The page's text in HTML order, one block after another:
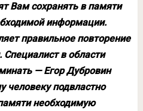
Вам сохранять в памяти
информации.
правильное повторение
в области
— Егор Дубровин
человеку подвластно
необходимую